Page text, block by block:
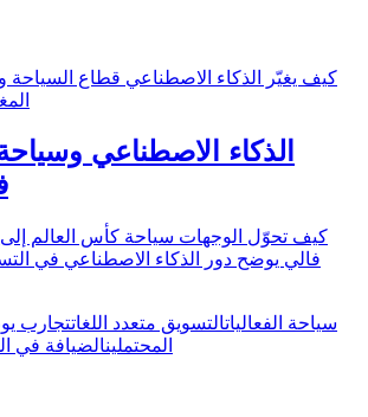
كيف يغيّر الذكاء الاصطناعي قطاع السياحة
الذكاء الاصطناعي
كيف تحوّل الوجهات سياحة كأس العالم
فالي يوضح دور الذكاء الاصطناعي في
سياحة الفعالياتالتسويق متعدد اللغاتتجارب
المحتملينالضيافة في